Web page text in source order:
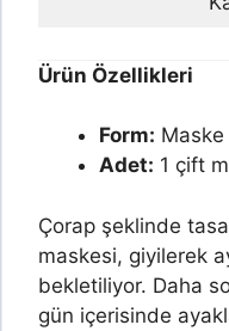
Ürün Özellikleri
Form: Maske
Adet: 1 çift
Çorap şeklinde
maskesi, giyilerek
bekletiliyor. Daha
gün içerisinde